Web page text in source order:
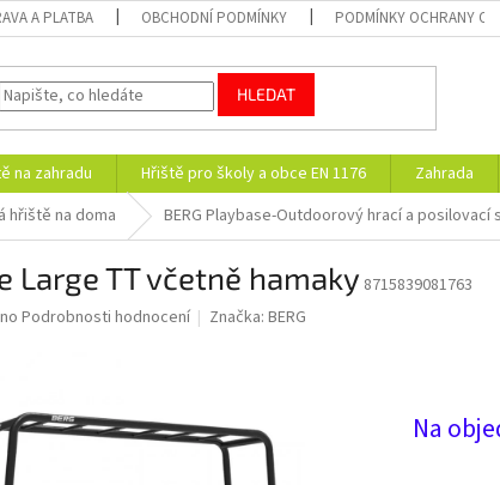
A PLATBA OBCHODNÍ PODMÍNKY PODMÍNKY OCHRANY
HLEDAT
na zahradu Hřiště pro školy a obce EN 1176 Zahrada
hřiště na doma BERG Playbase-Outdoorový hrací a posilovací
Large TT včetně hamaky 8715839081763
Podrobnosti hodnocení Značka:BERG
Na